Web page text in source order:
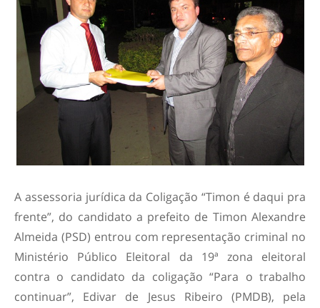
A assessoria jurídica da Coligação “Timon é daqui pra
frente”, do candidato a prefeito de Timon Alexandre
Almeida (PSD) entrou com representação criminal no
Ministério Público Eleitoral da 19ª zona eleitoral
contra o candidato da coligação “Para o trabalho
continuar”, Edivar de Jesus Ribeiro (PMDB), pela